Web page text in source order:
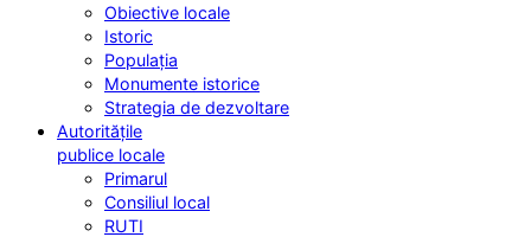
Obiective locale
Istoric
Populația
Monumente istorice
Strategia de dezvoltare
Autoritățile
publice locale
Primarul
Consiliul local
RUTI